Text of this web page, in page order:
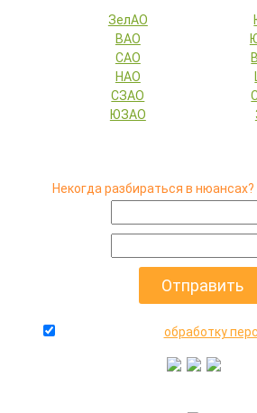
ЗелАО
ВАО
САО
НАО
СЗАО
ЮЗАО
Некогда разбираться в
обработку